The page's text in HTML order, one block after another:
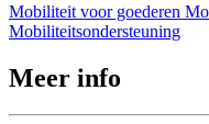
Mobiliteit voor goederen
Mobiliteitsondersteuning
Meer info